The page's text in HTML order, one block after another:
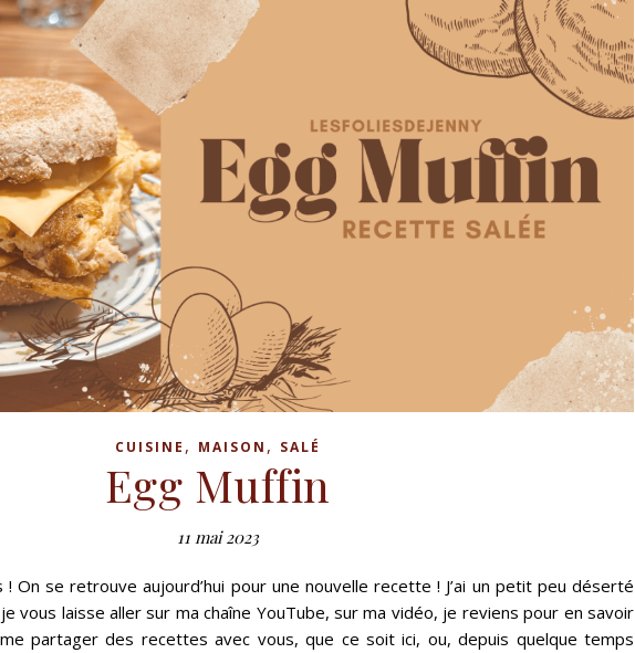
CUISINE , MAISON , SALÉ
Egg Muffin
11 mai 2023
On se retrouve aujourd’hui pour une nouvelle recette ! J’ai un petit peu déserté
vous laisse aller sur ma chaîne YouTube, sur ma vidéo, je reviens pour en savoir
partager des recettes avec vous, que ce soit ici, ou, depuis quelque temps